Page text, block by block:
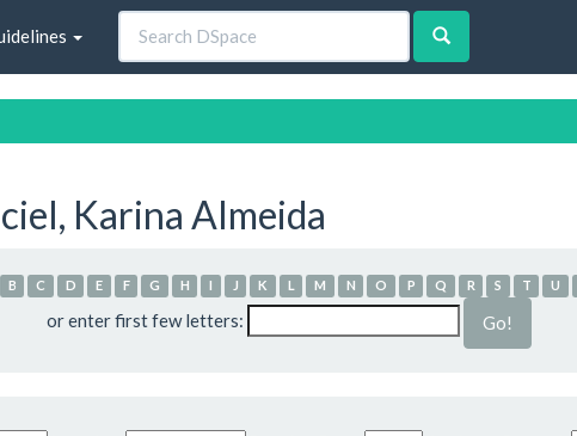
Karina Almeida
B C D E F G H I J K L M N O P Q R S T U
or enter first few letters: